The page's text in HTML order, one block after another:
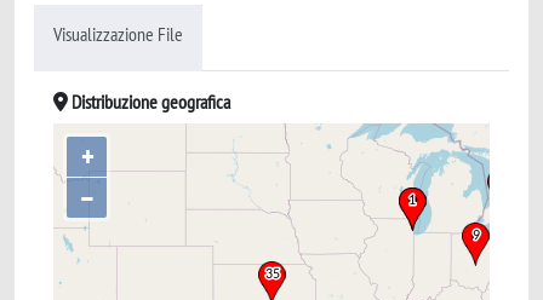
Visualizzazione File
Distribuzione geografica
+
–